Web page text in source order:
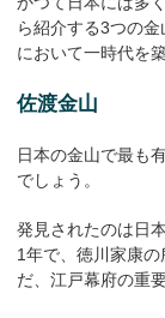
ら紹介する3つの
において一時代を
佐渡金山
日本の金山で最も
でしょう。
発見されたのは日
1年で、徳川家康
だ、江戸幕府の重